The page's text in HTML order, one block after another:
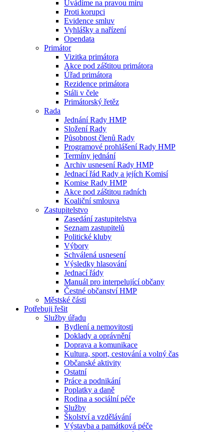
Uvádíme na pravou míru
Proti korupci
Evidence smluv
Vyhlášky a nařízení
Opendata
Primátor
Vizitka primátora
Akce pod záštitou primátora
Úřad primátora
Rezidence primátora
Stáli v čele
Primátorský řetěz
Rada
Jednání Rady HMP
Složení Rady
Působnost členů Rady
Programové prohlášení Rady HMP
Termíny jednání
Archiv usnesení Rady HMP
Jednací řád Rady a jejích Komisí
Komise Rady HMP
Akce pod záštitou radních
Koaliční smlouva
Zastupitelstvo
Zasedání zastupitelstva
Seznam zastupitelů
Politické kluby
Výbory
Schválená usnesení
Výsledky hlasování
Jednací řády
Manuál pro interpelující občany
Čestné občanství HMP
Městské části
Potřebuji řešit
Služby úřadu
Bydlení a nemovitosti
Doklady a oprávnění
Doprava a komunikace
Kultura, sport, cestování a volný čas
Občanské aktivity
Ostatní
Práce a podnikání
Poplatky a daně
Rodina a sociální péče
Služby
Školství a vzdělávání
Výstavba a památková péče